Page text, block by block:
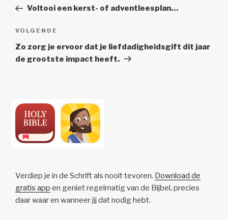
bericht
Voltooi een kerst- of adventleesplan…
Volgend
Bericht
VOLGENDE
Zo zorg je ervoor dat je liefdadigheidsgift dit jaar
de grootste impact heeft.
Verdiep je in de Schrift als nooit tevoren. Download de
gratis app en geniet regelmatig van de Bijbel, precies
daar waar en wanneer jij dat nodig hebt.